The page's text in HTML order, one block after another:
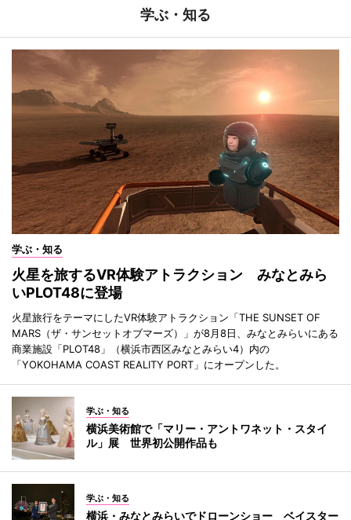
学ぶ・知る
学ぶ・知る
火星を旅するVR体験アトラクション みなとみら
いPLOT48に登場
火星旅行をテーマにしたVR体験アトラクション「THE SUNSET OF
MARS（ザ・サンセットオブマーズ）」が8月8日、みなとみらいにある
商業施設「PLOT48」（横浜市西区みなとみらい4）内の
「YOKOHAMA COAST REALITY PORT」にオープンした。
学ぶ・知る
横浜美術館で「マリー・アントワネット・スタイ
ル」展 世界初公開作品も
学ぶ・知る
横浜・みなとみらいでドローンショー ベイスター